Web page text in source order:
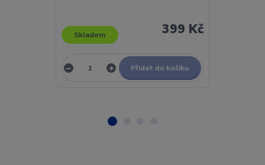
399 Kč
Skladem
Přidat do košíku